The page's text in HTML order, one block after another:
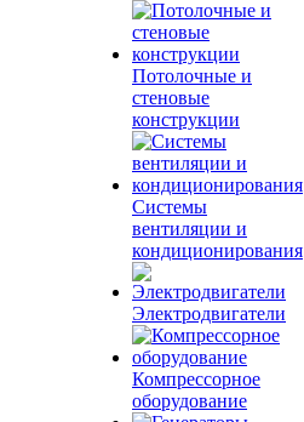
Потолочные и
стеновые
конструкции
Системы
вентиляции и
кондиционирования
Электродвигатели
Компрессорное
оборудование